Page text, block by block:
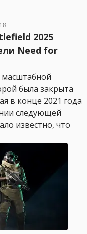
18
2025
Need for
масштабной
была закрыта
в конце 2021 года
следующей
известно, что